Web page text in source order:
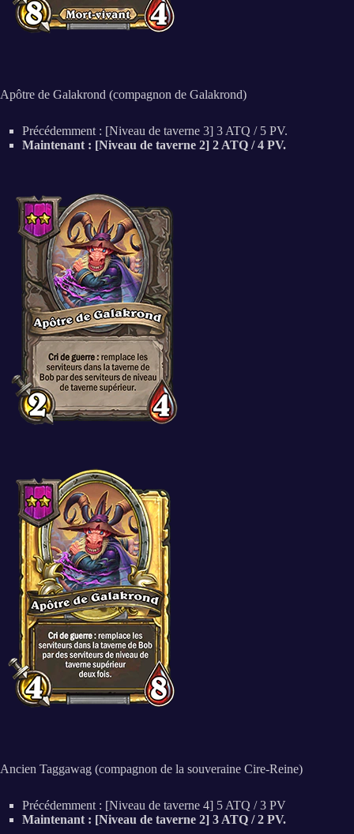
Apôtre de Galakrond (compagnon de Galakrond)
Précédemment : [Niveau de taverne 3] 3 ATQ / 5 PV.
Maintenant : [Niveau de taverne 2] 2 ATQ / 4 PV.
Ancien Taggawag (compagnon de la souveraine Cire-Reine)
Précédemment : [Niveau de taverne 4] 5 ATQ / 3 PV
Maintenant : [Niveau de taverne 2] 3 ATQ / 2 PV.